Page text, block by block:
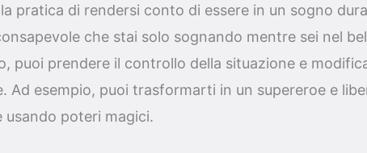
pratica di rendersi conto di essere in un sogno
che stai solo sognando mentre sei nel
puoi prendere il controllo della situazione e
Ad esempio, puoi trasformarti in un supereroe e
usando poteri magici.